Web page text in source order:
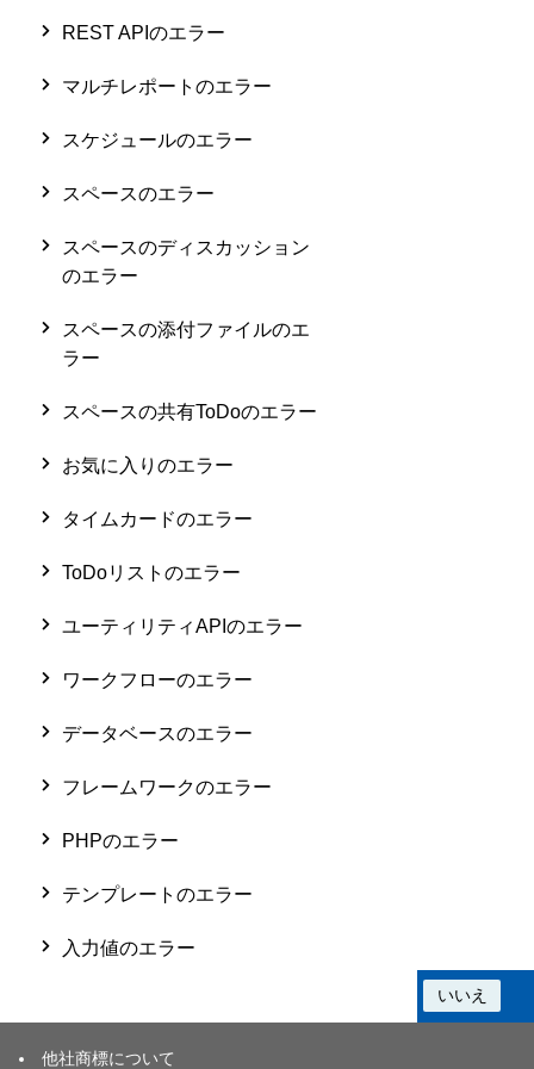
REST APIのエラー
マルチレポートのエラー
スケジュールのエラー
スペースのエラー
スペースのディスカッション
のエラー
スペースの添付ファイルのエ
ラー
スペースの共有ToDoのエラー
お気に入りのエラー
タイムカードのエラー
ToDoリストのエラー
ユーティリティAPIのエラー
ワークフローのエラー
データベースのエラー
フレームワークのエラー
PHPのエラー
テンプレートのエラー
入力値のエラー
いいえ
他社商標について